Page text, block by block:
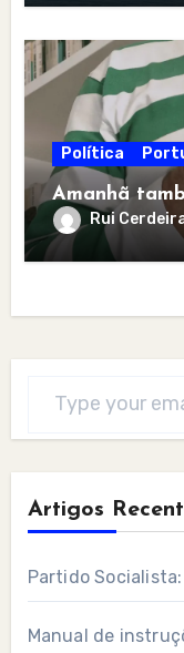
Política
Amanhã
Rui
Artigos
Partido Socialista:
Manual de